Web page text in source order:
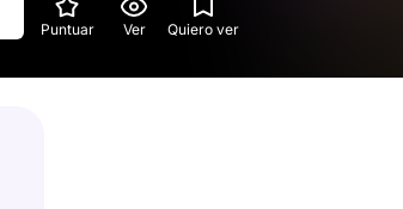
Puntuar Ver Quiero ver